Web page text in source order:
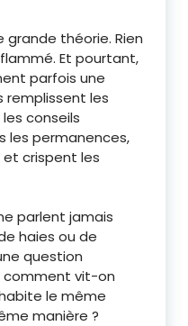
grande théorie. Rien
Et pourtant,
parfois une
remplissent les
conseils
les permanences,
crispent les
parlent jamais
haies ou de
question
comment vit-on
le même
manière ?